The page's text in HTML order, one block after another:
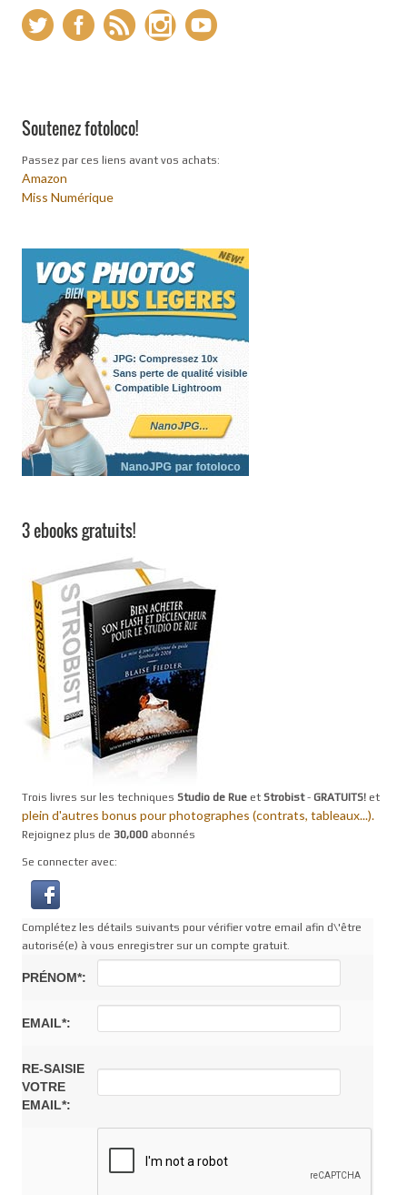
Soutenez fotoloco!
Passez par ces liens avant vos achats:
Amazon
Miss Numérique
3 ebooks gratuits!
Trois livres sur les techniques Studio de Rue et Strobist- GRATUITS! et
plein d'autres bonus pour photographes (contrats, tableaux...).
Rejoignez plus de 30,000 abonnés
Se connecter avec:
Complétez les détails suivants pour vérifier votre email afin d\'être
autorisé(e) à vous enregistrer sur un compte gratuit.
PRÉNOM*:
EMAIL*:
RE-SAISIE
VOTRE
EMAIL*: